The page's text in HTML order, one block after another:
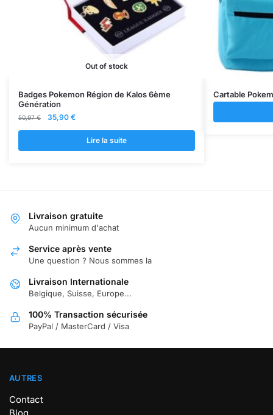
Out of stock
Badges Pokemon Région de Kalos 6ème
Génération
50,97€
Le
était :
35,90 €Le
actuel
est :
Lire la suite
Cartable
Livraison gratuite
Aucun minimum d'achat
Service après vente
Une question ? Nous sommes la
Livraison Internationale
Belgique, Suisse, Europe...
100% Transaction sécurisée
PayPal / MasterCard / Visa
AUTRES
Contact